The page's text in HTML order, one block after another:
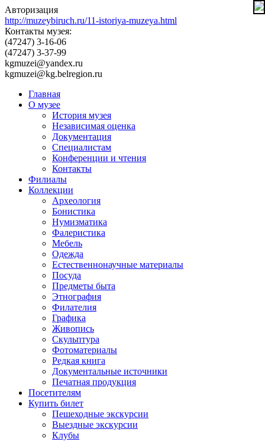
Авторизация
http://muzeybiruch.ru/11-istoriya-muzeya.html
Контакты музея:
(47247) 3-16-06
(47247) 3-37-99
kgmuzei@yandex.ru
kgmuzei@kg.belregion.ru
Главная
О музее
История музея
Независимая оценка
Документация
Специалистам
Конференции и чтения
Контакты
Филиалы
Коллекции
Археология
Бонистика
Нумизматика
Фалеристика
Мебель
Одежда
Естественнонаучные материалы
Посуда
Предметы быта
Этнография
Филателия
Графика
Живопись
Скульптура
Фотоматериалы
Редкая книга
Документальные источники
Печатная продукция
Посетителям
Купить билет
Пешеходные экскурсии
Выездные экскурсии
Клубы